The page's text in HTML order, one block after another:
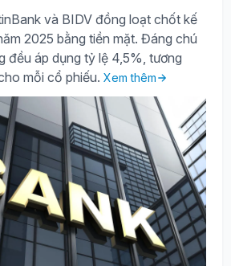
và BIDV đồng loạt chốt kế
2025 bằng tiền mặt. Đáng chú
đều áp dụng tỷ lệ 4,5%, tương
mỗi cổ phiếu. Xem thêm